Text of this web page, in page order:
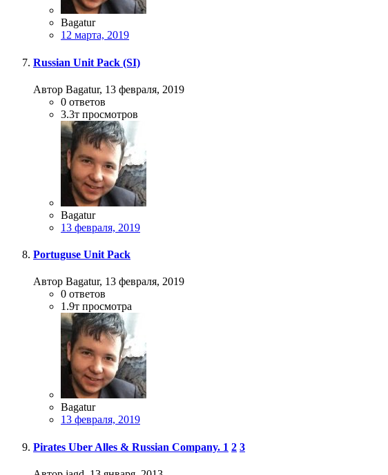
Bagatur
12 марта, 2019
Russian Unit Pack (SI)
Автор Bagatur, 13 февраля, 2019
0 ответов
3.3т просмотров
Bagatur
13 февраля, 2019
Portuguse Unit Pack
Автор Bagatur, 13 февраля, 2019
0 ответов
1.9т просмотра
Bagatur
13 февраля, 2019
Pirates Uber Alles & Russian Company. 1 2 3